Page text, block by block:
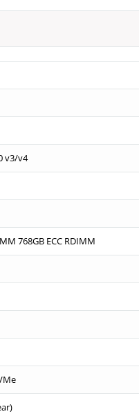
v3/v4
768GB ECC RDIMM